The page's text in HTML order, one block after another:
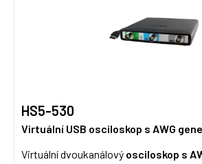
HS5-530
Virtuální USB osciloskop s AWG
Virtuální dvoukanálový osciloskop s